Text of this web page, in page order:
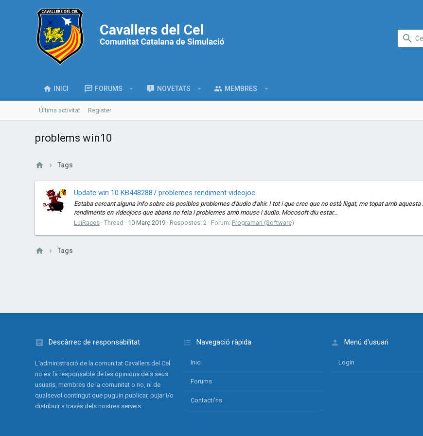
INICI FORUMS NOVETATS MEMBRES
Última activitat Register
problems win10
Tags
Update win 10 KB4482887 problemes rendiment videojoc
Estaba cercant alguna info sobre els posibles problemes d'àudio d'ahir. I tot i que crec que no està lligat, me topat amb
rendiments en videojocs que abans no feia i problemes amb mouse i àudio. Mocosoft diu estar...
LuiRaces Thread 10 Març 2019 Respostes: 2 Forum: Programari (Software)
Tags
Descàrrec de responsabilitat
L'administració de la comunitat Cavallers del Cel
no es fa responsable de les opinions dels seus
usuaris, membres de la comunitat o no, ni de
qualsevol contingut que puguin publicar, pujar i/o
distribuir a través dels nostres serveis.
Navegació ràpida
Inici
Forums
Contacti'ns
Menú d'usuari
Login